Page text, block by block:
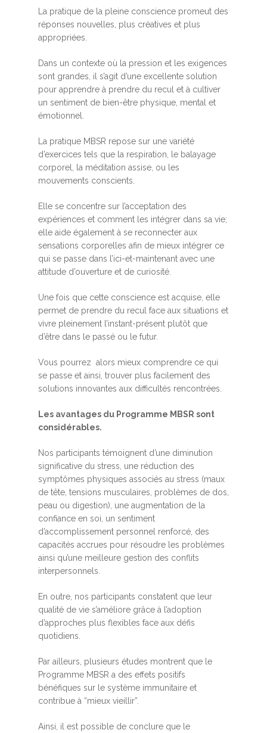
La pratique de la pleine conscience promeut des
réponses nouvelles, plus créatives et plus
appropriées.
Dans un contexte où la pression et les exigences
sont grandes, il s’agit d’une excellente solution
pour apprendre à prendre du recul et à cultiver
un sentiment de bien-être physique, mental et
émotionnel.
La pratique MBSR repose sur une variété
d’exercices tels que la respiration, le balayage
corporel, la méditation assise, ou les
mouvements conscients.
Elle se concentre sur l’acceptation des
expériences et comment les intégrer dans sa vie;
elle aide également à se reconnecter aux
sensations corporelles afin de mieux intégrer ce
qui se passe dans l’ici-et-maintenant avec une
attitude d’ouverture et de curiosité.
Une fois que cette conscience est acquise, elle
permet de prendre du recul face aux situations et
vivre pleinement l’instant-présent plutôt que
d’être dans le passé ou le futur.
Vous pourrez alors mieux comprendre ce qui
se passe et ainsi, trouver plus facilement des
solutions innovantes aux difficultés rencontrées.
Les avantages du Programme MBSR sont
considérables.
Nos participants témoignent d’une diminution
significative du stress, une réduction des
symptômes physiques associés au stress (maux
de tête, tensions musculaires, problèmes de dos,
peau ou digestion), une augmentation de la
confiance en soi, un sentiment
d’accomplissement personnel renforcé, des
capacités accrues pour résoudre les problèmes
ainsi qu’une meilleure gestion des conflits
interpersonnels.
En outre, nos participants constatent que leur
qualité de vie s’améliore grâce à l’adoption
d’approches plus flexibles face aux défis
quotidiens.
Par ailleurs, plusieurs études montrent que le
Programme MBSR a des effets positifs
bénéfiques sur le système immunitaire et
contribue à “mieux vieillir”.
Ainsi, il est possible de conclure que le